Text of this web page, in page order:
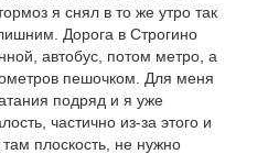
я снял в то же утро так
Дорога в Строгино
автобус, потом метро, а
пешочком. Для меня
подряд и я уже
частично из-за этого и
плоскость, не нужно